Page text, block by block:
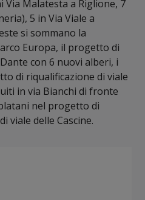
Via Malatesta a Riglione, 7
5 in Via Viale a
si sommano la
Europa, il progetto di
con 6 nuovi alberi, i
di riqualificazione di viale
in via Bianchi di fronte
nel progetto di
viale delle Cascine.